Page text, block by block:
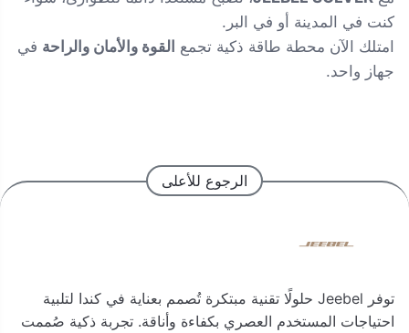
كنت في المدينة أو في البر.
امتلك الآن محطة طاقة ذكية تجمع القوة والأمان والراحة في
جهاز واحد.
الرجوع للأعلى
توفر Jeebel حلولًا تقنية مبتكرة تُصمم بعناية في كندا لتلبية
احتياجات المستخدم العصري بكفاءة وأناقة. تجربة ذكية صُممت